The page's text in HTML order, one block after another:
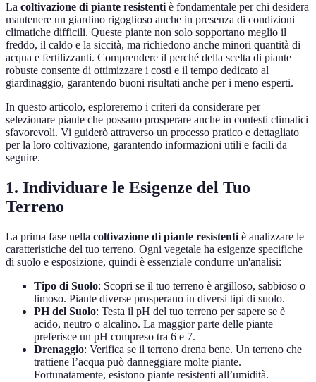
La coltivazione di piante resistentiè fondamentale per chi desidera
mantenere un giardino rigoglioso anche in presenza di condizioni
climatiche difficili. Queste piante non solo sopportano meglio il
freddo, il caldo e la siccità, ma richiedono anche minori quantità di
acqua e fertilizzanti. Comprendere il perché della scelta di piante
robuste consente di ottimizzare i costi e il tempo dedicato al
giardinaggio, garantendo buoni risultati anche per i meno esperti.
In questo articolo, esploreremo i criteri da considerare per
selezionare piante che possano prosperare anche in contesti climatici
sfavorevoli. Vi guiderò attraverso un processo pratico e dettagliato
per la loro coltivazione, garantendo informazioni utili e facili da
seguire.
1. Individuare le Esigenze del Tuo
Terreno
La prima fase nella coltivazione di piante resistenti è analizzare le
caratteristiche del tuo terreno. Ogni vegetale ha esigenze specifiche
di suolo e esposizione, quindi è essenziale condurre un'analisi:
Tipo di Suolo: Scopri se il tuo terreno è argilloso, sabbioso o
limoso. Piante diverse prosperano in diversi tipi di suolo.
PH del Suolo: Testa il pH del tuo terreno per sapere se è
acido, neutro o alcalino. La maggior parte delle piante
preferisce un pH compreso tra 6 e 7.
Drenaggio: Verifica se il terreno drena bene. Un terreno che
trattiene l’acqua può danneggiare molte piante.
Fortunatamente, esistono piante resistenti all’umidità.